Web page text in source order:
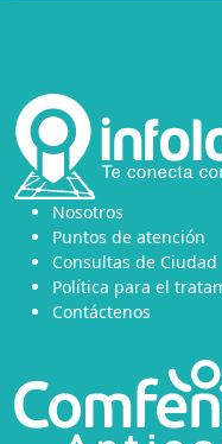
Nosotros
Puntos de atención
Consultas de Ciudad
Política para el
Contáctenos